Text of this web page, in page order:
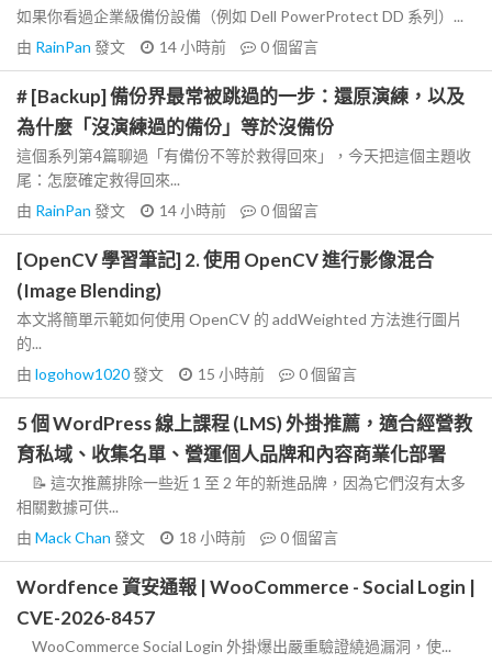
如果你看過企業級備份設備（例如 Dell PowerProtect DD 系列）...
由 RainPan 發文 14 小時前 0個留言
# [Backup] 備份界最常被跳過的一步：還原演練，以及
為什麼「沒演練過的備份」等於沒備份
這個系列第4篇聊過「有備份不等於救得回來」，今天把這個主題收
尾：怎麼確定救得回來...
由 RainPan 發文 14 小時前 0個留言
[OpenCV 學習筆記] 2. 使用 OpenCV 進行影像混合
(Image Blending)
本文將簡單示範如何使用 OpenCV 的 addWeighted 方法進行圖片
的...
由 logohow1020發文 15 小時前 0個留言
5 個 WordPress 線上課程 (LMS) 外掛推薦，適合經營教
育私域、收集名單、營運個人品牌和內容商業化部署
📝 這次推薦排除一些近 1 至 2 年的新進品牌，因為它們沒有太多
相關數據可供...
由 Mack Chan 發文 18 小時前 0個留言
Wordfence 資安通報 | WooCommerce - Social Login |
CVE-2026-8457
WooCommerce Social Login 外掛爆出嚴重驗證繞過漏洞，使...